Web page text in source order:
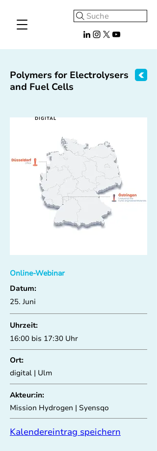
Suche
Polymers for Electrolysers
and Fuel Cells
DIGITAL
Online-Webinar
Datum:
25. Juni
Uhrzeit:
16:00 bis 17:30 Uhr
Ort:
digital | Ulm
Akteur:in:
Mission Hydrogen | Syensqo
Kalendereintrag speichern